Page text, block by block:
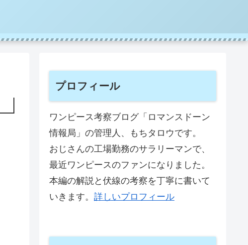
プロフィール
ワンピース考察ブログ「ロマンスドーン
情報局」の管理人、もちタロウです。
おじさんの工場勤務のサラリーマンで、
最近ワンピースのファンになりました。
本編の解説と伏線の考察を丁寧に書いて
いきます。 詳しいプロフィール